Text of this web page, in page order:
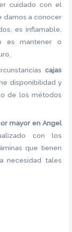
cuidado con el
damos a conocer
es inflamable,
es mantener o
cajas
disponibilidad y
de los métodos
mayoren Angel
con los
que tienen
necesidad tales